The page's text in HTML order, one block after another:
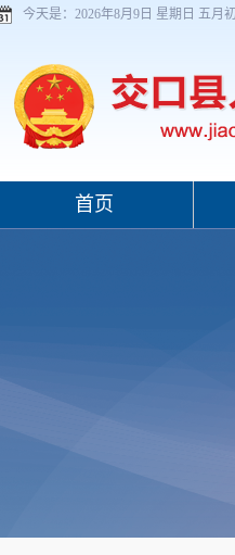
今天是： 2026年8月9日 星期日 五月
首页